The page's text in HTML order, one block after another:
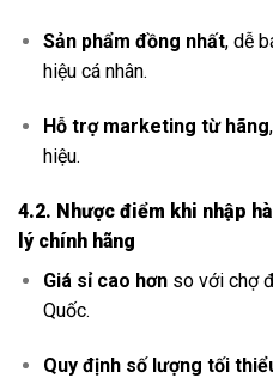
Sản phẩm đồng nhất, dễ
hiệu cá nhân.
Hỗ trợ marketing từ hãng
hiệu.
4.2. Nhược điểm khi nhập
lý chính hãng
Giá sỉ cao hơnso với chợ
Quốc.
Quy định số lượng tối